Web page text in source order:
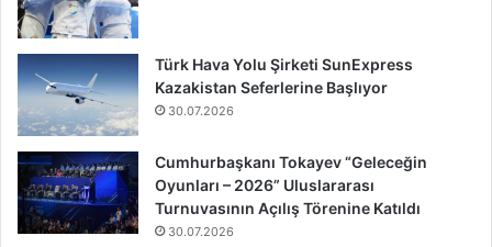
Türk Hava Yolu Şirketi SunExpress
Kazakistan Seferlerine Başlıyor
30.07.2026
Cumhurbaşkanı Tokayev “Geleceğin
Oyunları – 2026” Uluslararası
Turnuvasının Açılış Törenine Katıldı
30.07.2026